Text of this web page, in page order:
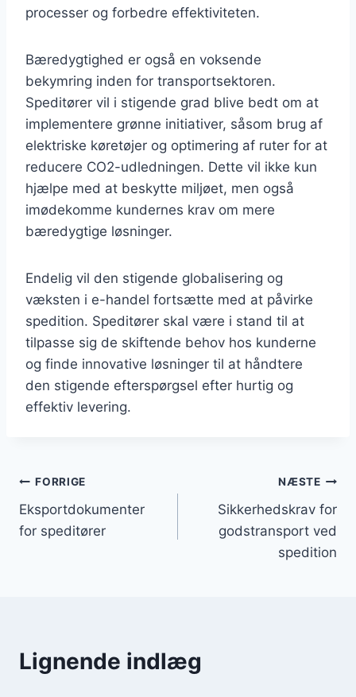
processer og forbedre effektiviteten.
Bæredygtighed er også en voksende
bekymring inden for transportsektoren.
Speditører vil i stigende grad blive bedt om at
implementere grønne initiativer, såsom brug af
elektriske køretøjer og optimering af ruter for at
reducere CO2-udledningen. Dette vil ikke kun
hjælpe med at beskytte miljøet, men også
imødekomme kundernes krav om mere
bæredygtige løsninger.
Endelig vil den stigende globalisering og
væksten i e-handel fortsætte med at påvirke
spedition. Speditører skal være i stand til at
tilpasse sig de skiftende behov hos kunderne
og finde innovative løsninger til at håndtere
den stigende efterspørgsel efter hurtig og
effektiv levering.
Indlægsnavigation
FORRIGE
Eksportdokumenter
for speditører
NÆSTE
Sikkerhedskrav for
godstransport ved
spedition
Lignende indlæg